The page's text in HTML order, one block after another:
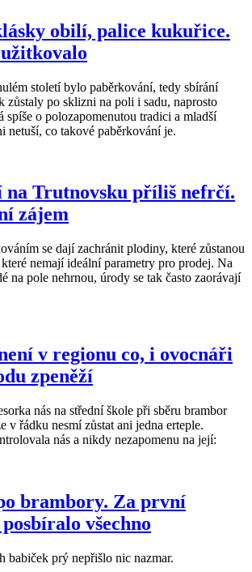
obilí, palice kukuřice.
století bylo paběrkování, tedy sbírání
zůstaly po sklizni na poli i sadu, naprosto
spíše o polozapomenutou tradici a mladší
netuší, co takové paběrkování je.
na Trutnovsku příliš nefrčí.
zájem
se dají zachránit plodiny, které zůstanou
nemají ideální parametry pro prodej. Na
na pole nehrnou, úrody se tak často zaorávají
v regionu co, i ovocnáři
zpeněží
nás na střední škole při sběru brambor
v řádku nesmí zůstat ani jedna erteple.
nás a nikdy nezapomenu na její:
brambory. Za první
všechno
babiček prý nepřišlo nic nazmar.